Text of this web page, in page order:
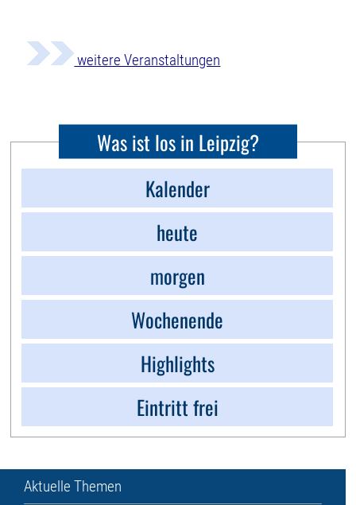
weitere Veranstaltungen
Was ist los in Leipzig?
Kalender
heute
morgen
Wochenende
Highlights
Eintritt frei
Aktuelle Themen